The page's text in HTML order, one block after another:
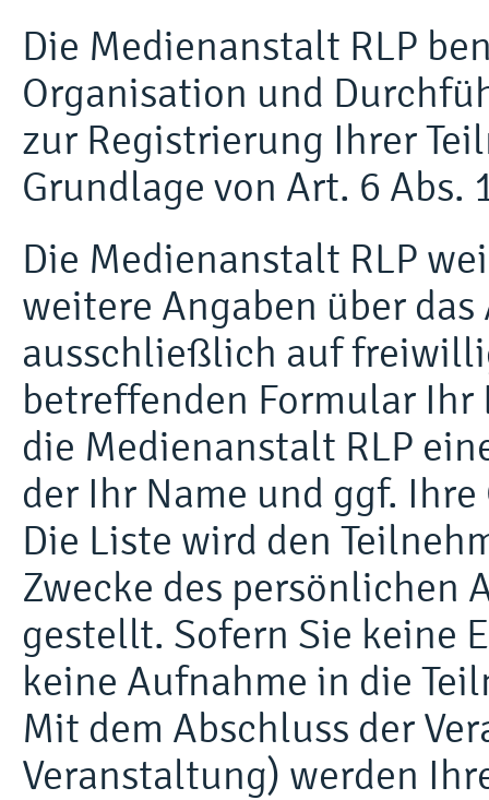
Die Medienanstalt RLP
Organisation und
zur Registrierung Ihrer
Grundlage von Art. 6 Abs.
Die Medienanstalt RLP
weitere Angaben über
ausschließlich auf
betreffenden Formular
die Medienanstalt RLP
der Ihr Name und ggf.
Die Liste wird den
Zwecke des persönlichen
gestellt. Sofern Sie keine
keine Aufnahme in die
Mit dem Abschluss der
Veranstaltung) werden